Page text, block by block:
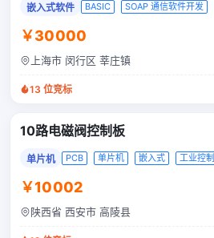
嵌入式软件 BASIC SOAP 通信软件开发
￥30000
上海市 闵行区 莘庄镇
13 位竞标
10路电磁阀控制板
单片机 PCB 单片机 嵌入式 工业控制
￥10002
陕西省 西安市 高陵县